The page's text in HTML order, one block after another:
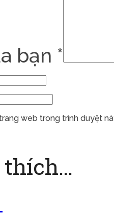
bạn *
web trong trình duyệt
thích…